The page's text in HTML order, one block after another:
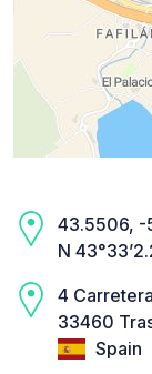
43.5506, -
N
4 Carretera
33460
Spain